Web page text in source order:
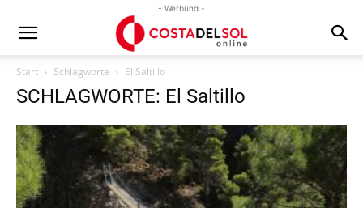
- Werbung -
Start Schlagworte El Saltillo
SCHLAGWORTE: El Saltillo